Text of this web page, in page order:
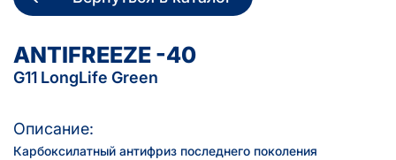
ANTIFREEZE -40
G11 LongLife Green
Описание:
Карбоксилатный антифриз последнего поколения